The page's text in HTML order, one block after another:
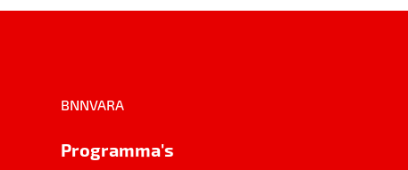
BNNVARA
Programma's